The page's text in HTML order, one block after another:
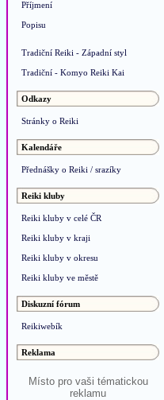
Příjmení
Popisu
Tradiční Reiki - Západní styl
Tradiční - Komyo Reiki Kai
Odkazy
Stránky o Reiki
Kalendáře
Přednášky o Reiki / srazíky
Reiki kluby
Reiki kluby v celé ČR
Reiki kluby v kraji
Reiki kluby v okresu
Reiki kluby ve městě
Diskuzní fórum
Reikiwebík
Reklama
Místo pro vaši tématickou
reklamu